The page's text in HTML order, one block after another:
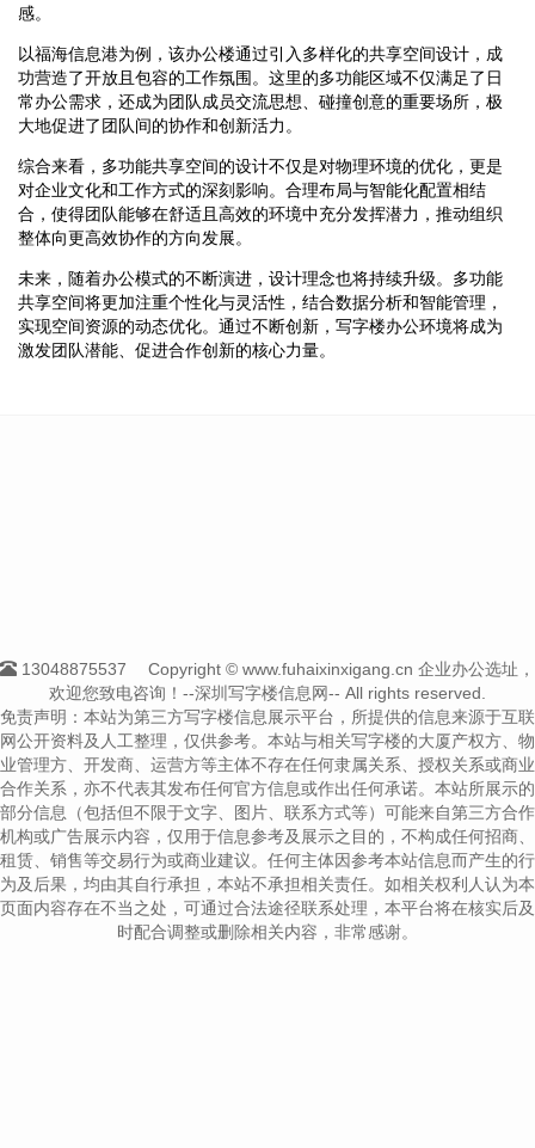
感。
以福海信息港为例，该办公楼通过引入多样化的共享空间设计，成
功营造了开放且包容的工作氛围。这里的多功能区域不仅满足了日
常办公需求，还成为团队成员交流思想、碰撞创意的重要场所，极
大地促进了团队间的协作和创新活力。
综合来看，多功能共享空间的设计不仅是对物理环境的优化，更是
对企业文化和工作方式的深刻影响。合理布局与智能化配置相结
合，使得团队能够在舒适且高效的环境中充分发挥潜力，推动组织
整体向更高效协作的方向发展。
未来，随着办公模式的不断演进，设计理念也将持续升级。多功能
共享空间将更加注重个性化与灵活性，结合数据分析和智能管理，
实现空间资源的动态优化。通过不断创新，写字楼办公环境将成为
激发团队潜能、促进合作创新的核心力量。
13048875537
Copyright © www.fuhaixinxigang.cn 企业办公选址，
欢迎您致电咨询！--深圳写字楼信息网-- All rights reserved.
免责声明：本站为第三方写字楼信息展示平台，所提供的信息来源于互联
网公开资料及人工整理，仅供参考。本站与相关写字楼的大厦产权方、物
业管理方、开发商、运营方等主体不存在任何隶属关系、授权关系或商业
合作关系，亦不代表其发布任何官方信息或作出任何承诺。本站所展示的
部分信息（包括但不限于文字、图片、联系方式等）可能来自第三方合作
机构或广告展示内容，仅用于信息参考及展示之目的，不构成任何招商、
租赁、销售等交易行为或商业建议。任何主体因参考本站信息而产生的行
为及后果，均由其自行承担，本站不承担相关责任。如相关权利人认为本
页面内容存在不当之处，可通过合法途径联系处理，本平台将在核实后及
时配合调整或删除相关内容，非常感谢。